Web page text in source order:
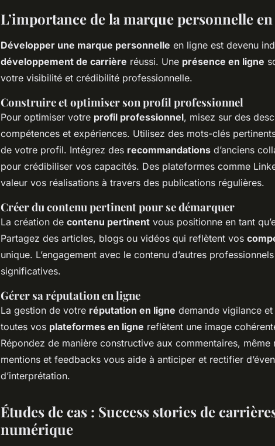
L’importance de la marque personnelle
Développer une marque personnelle en ligne est devenu
développement de carrière réussi. Une présence en ligne
votre visibilité et crédibilité professionnelle.
Construire et optimiser son profil professionnel
Pour optimiser votre profil professionnel, misez sur des
compétences et expériences. Utilisez des mots-clés
de votre profil. Intégrez des recommandations d’anciens
pour crédibiliser vos capacités. Des plateformes comme
valeur vos réalisations à travers des publications régulières.
Créer du contenu pertinent pour se démarquer
La création de contenu pertinent vous positionne en tant
Partagez des articles, blogs ou vidéos qui reflètent vos
unique. L’engagement avec le contenu d’autres
significatives.
Gérer sa réputation en ligne
La gestion de votre réputation en ligne demande vigilance
toutes vos plateformes en ligne reflètent une image
Répondez de manière constructive aux commentaires,
mentions et feedbacks vous aide à anticiper et rectifier
d’interprétation.
Études de cas : Success stories de
numérique